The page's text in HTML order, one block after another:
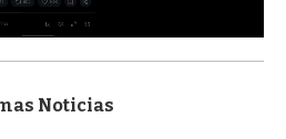
Noticias